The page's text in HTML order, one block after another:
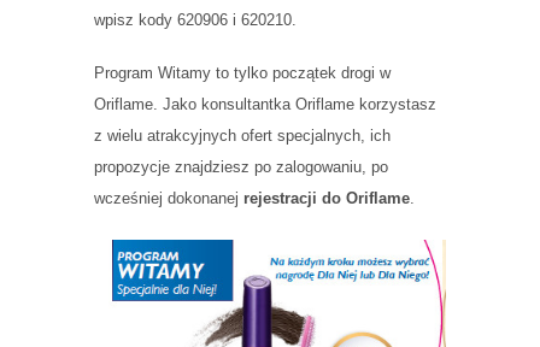
wpisz kody 620906 i 620210.
Program Witamy to tylko początek drogi w
Oriflame. Jako konsultantka Oriflame korzystasz
z wielu atrakcyjnych ofert specjalnych, ich
propozycje znajdziesz po zalogowaniu, po
wcześniej dokonanej rejestracji do Oriflame.